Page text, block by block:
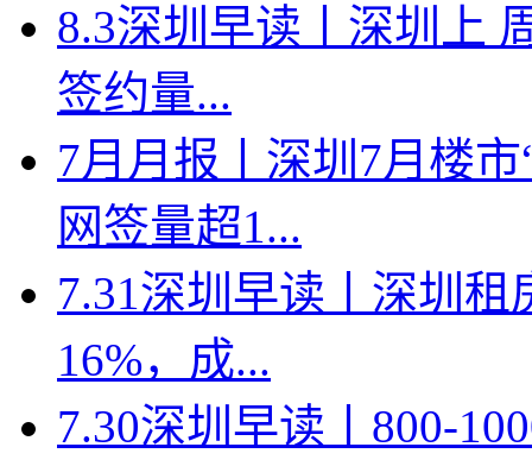
8.3深圳早读丨深圳上
签约量...
7月月报丨深圳7月楼
网签量超1...
7.31深圳早读丨深圳
16%，成...
7.30深圳早读丨800-